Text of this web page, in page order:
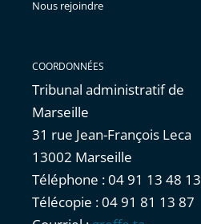
Nous rejoindre
COORDONNÉES
Tribunal administratif de
Marseille
31 rue Jean-François Leca
13002 Marseille
Téléphone : 04 91 13 48 13
Télécopie : 04 91 81 13 87